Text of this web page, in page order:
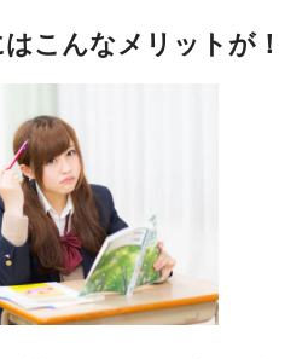
こんなメリットが！